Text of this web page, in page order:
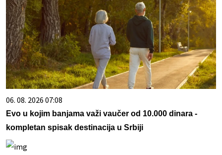
06. 08. 2026 07:08
Evo u kojim banjama važi vaučer od 10.000 dinara -
kompletan spisak destinacija u Srbiji